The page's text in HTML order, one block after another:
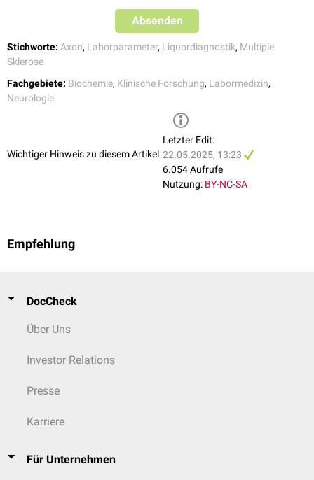
Multiple Sklerose
Normaldruckhydrozephalus
In besonderen Fällen kann sie auch bei einer
Alzheimer-Demenz
Absenden
Stichworte: Axon, Laborparameter, Liquordiagnostik, Multiple
Sklerose
Fachgebiete: Biochemie, Klinische Forschung, Labormedizin,
Neurologie
Wichtiger Hinweis zu diesem Artikel
Letzter Edit:
22.05.2025, 13:23
6.054 Aufrufe
Nutzung: BY-NC-SA
Empfehlung
DocCheck
Über Uns
Investor Relations
Presse
Karriere
Für Unternehmen